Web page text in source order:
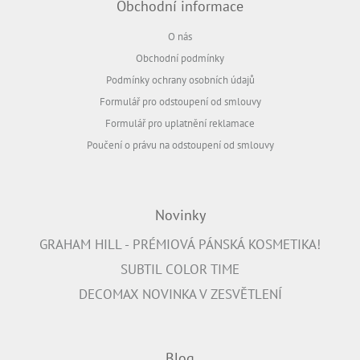
Obchodní informace
O nás
Obchodní podmínky
Podmínky ochrany osobních údajů
Formulář pro odstoupení od smlouvy
Formulář pro uplatnění reklamace
Poučení o právu na odstoupení od smlouvy
Novinky
GRAHAM HILL - PRÉMIOVÁ PÁNSKÁ KOSMETIKA!
SUBTIL COLOR TIME
DECOMAX NOVINKA V ZESVĚTLENÍ